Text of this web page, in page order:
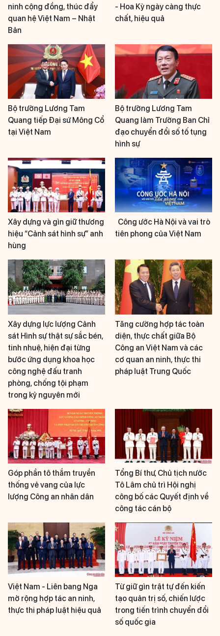
ninh cộng đồng, thúc đẩy
quan hệ Việt Nam – Nhật
Bản
- Hoa Kỳ ngày càng thực
chất, hiệu quả
Bộ trưởng Lương Tam
Quang tiếp Đại sứ Mông Cổ
tại Việt Nam
Bộ trưởng Lương Tam
Quang làm Trưởng Ban Chỉ
đạo chuyển đổi số tố tụng
hình sự
Xây dựng và gìn giữ thương
hiệu “Cảnh sát hình sự” anh
hùng
Công ước Hà Nội và vai trò
tiên phong của Việt Nam
Xây dựng lực lượng Cảnh
sát Hình sự thật sự sắc bén,
tinh nhuệ, hiện đại từng
bước ứng dụng khoa học
công nghệ đấu tranh
phòng, chống tội phạm
trong kỷ nguyên mới
Tăng cường hợp tác toàn
diện, thực chất giữa Bộ
Công an Việt Nam và các
cơ quan an ninh, thực thi
pháp luật Trung Quốc
Góp phần tô thắm truyền
thống vẻ vang của lực
lượng Công an nhân dân
Tổng Bí thư, Chủ tịch nước
Tô Lâm chủ trì Hội nghị
công bố các Quyết định về
công tác cán bộ
Việt Nam - Liên bang Nga
mở rộng hợp tác an ninh,
thực thi pháp luật hiệu quả
Từ giữ gìn trật tự đến kiến
tạo quản trị số, chiến lược
trong tiến trình chuyển đổi
số quốc gia